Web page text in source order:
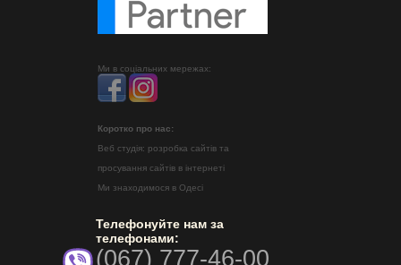
Ми в соціальних мережах:
Коротко про нас:
Веб студія: розробка сайтів та
просування сайтів в інтернеті
Ми знаходимося в Одесі
Телефонуйте нам за
телефонами:
(067) 777-46-00